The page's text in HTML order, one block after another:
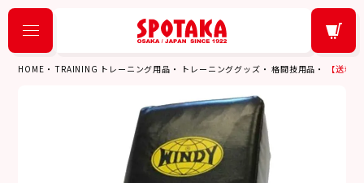
HOME TRAINING トレーニング用品 トレーニンググッズ 格闘技用品 【送料